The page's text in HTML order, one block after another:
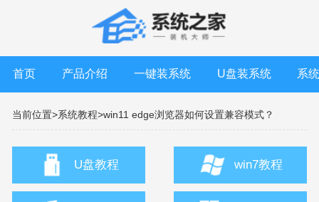
首页 产品介绍 一键装系统 U盘装系统 系
当前位置>系统教程>win11 edge浏览器如何设置兼容模式？
U盘教程 win7教程